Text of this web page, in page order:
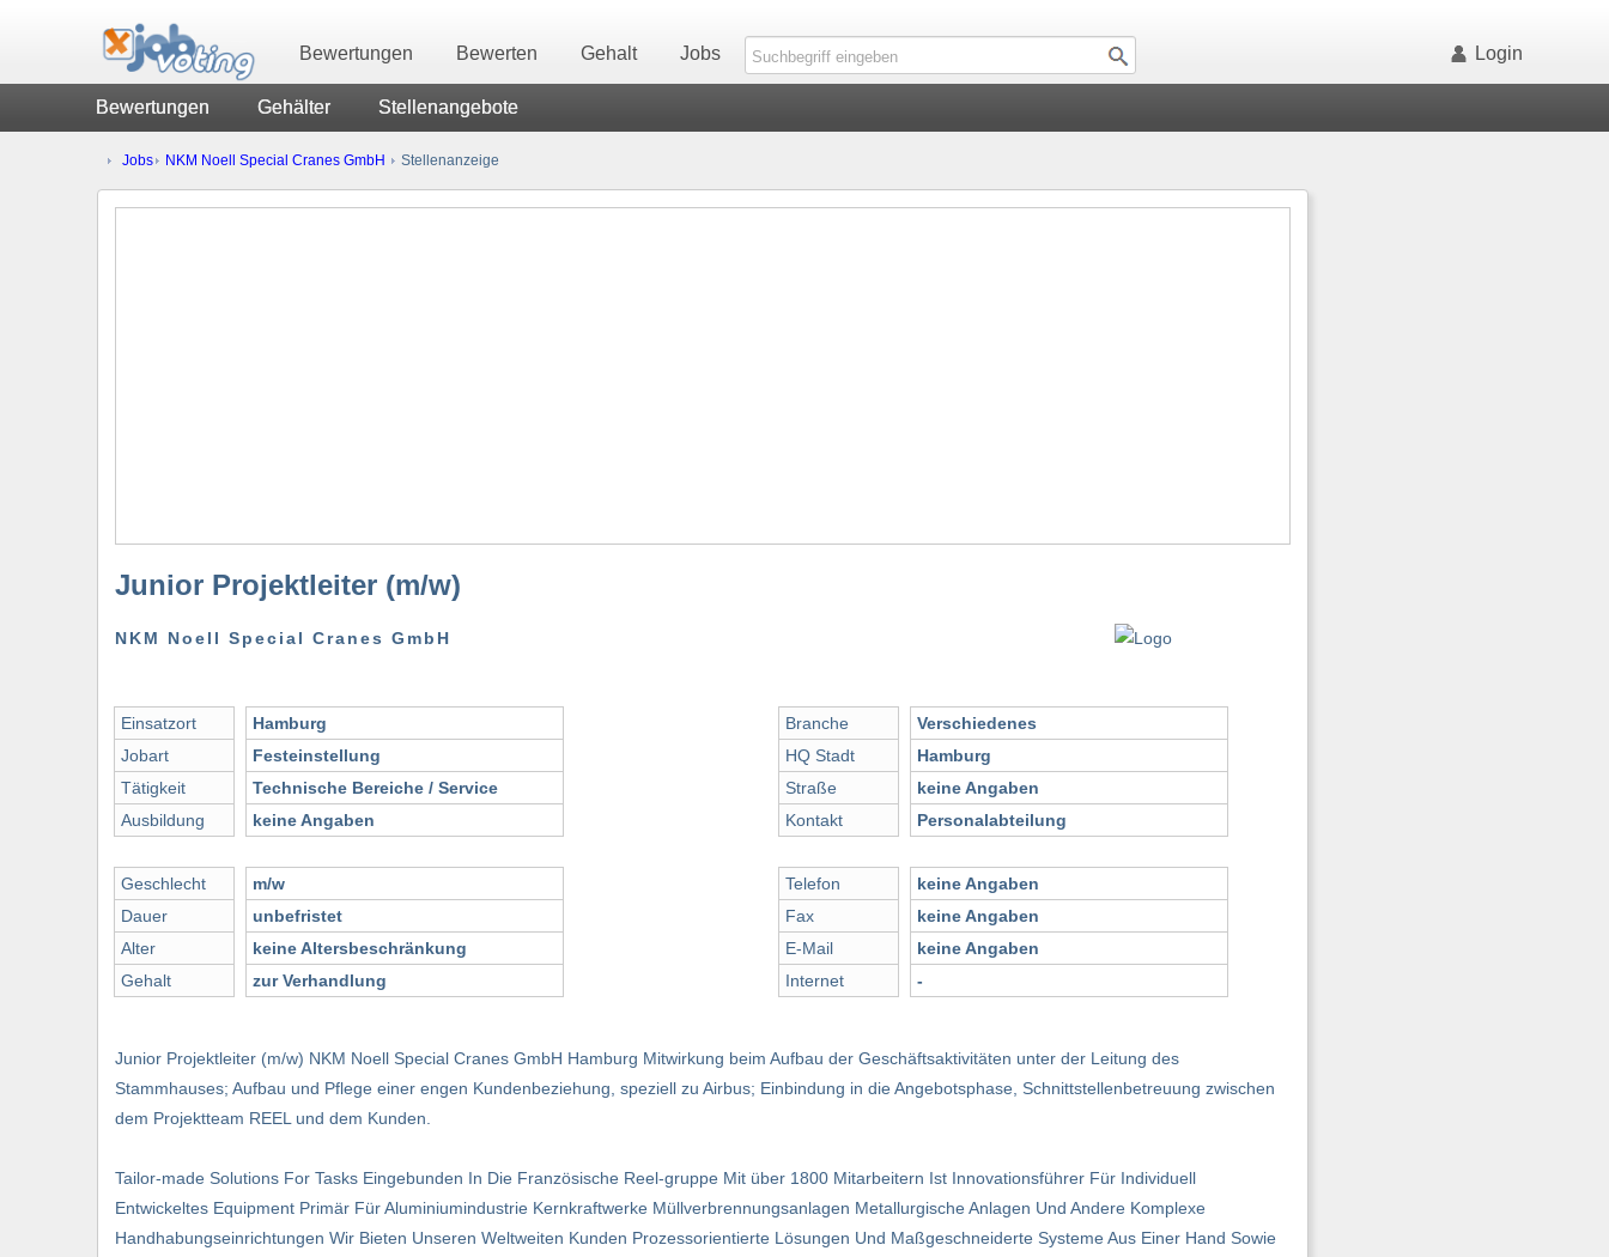
Bewertungen Bewerten Gehalt Jobs Login
Bewertungen Gehälter Stellenangebote
Jobs NKM Noell Special Cranes GmbH Stellenanzeige
Junior Projektleiter (m/w)
NKM Noell Special Cranes GmbH
Einsatzort
Jobart
Tätigkeit
Ausbildung
Geschlecht
Dauer
Alter
Gehalt
Hamburg
Festeinstellung
Technische Bereiche / Service
keine Angaben
m/w
unbefristet
keine Altersbeschränkung
zur Verhandlung
Branche
HQ Stadt
Straße
Kontakt
Telefon
Fax
E-Mail
Internet
Verschiedenes
Hamburg
keine Angaben
Personalabteilung
keine Angaben
keine Angaben
keine Angaben
-
Junior Projektleiter (m/w) NKM Noell Special Cranes GmbH Hamburg Mitwirkung beim Aufbau der Geschäftsaktivitäten unter der Leitung des
Stammhauses; Aufbau und Pflege einer engen Kundenbeziehung, speziell zu Airbus; Einbindung in die Angebotsphase, Schnittstellenbetreuung zwischen
dem Projektteam REEL und dem Kunden.
Tailor-made Solutions For Tasks Eingebunden In Die Französische Reel-gruppe Mit über 1800 Mitarbeitern Ist Innovationsführer Für Individuell
Entwickeltes Equipment Primär Für Aluminiumindustrie Kernkraftwerke Müllverbrennungsanlagen Metallurgische Anlagen Und Andere Komplexe
Handhabungseinrichtungen Wir Bieten Unseren Weltweiten Kunden Prozessorientierte Lösungen Und Maßgeschneiderte Systeme Aus Einer Hand Sowie